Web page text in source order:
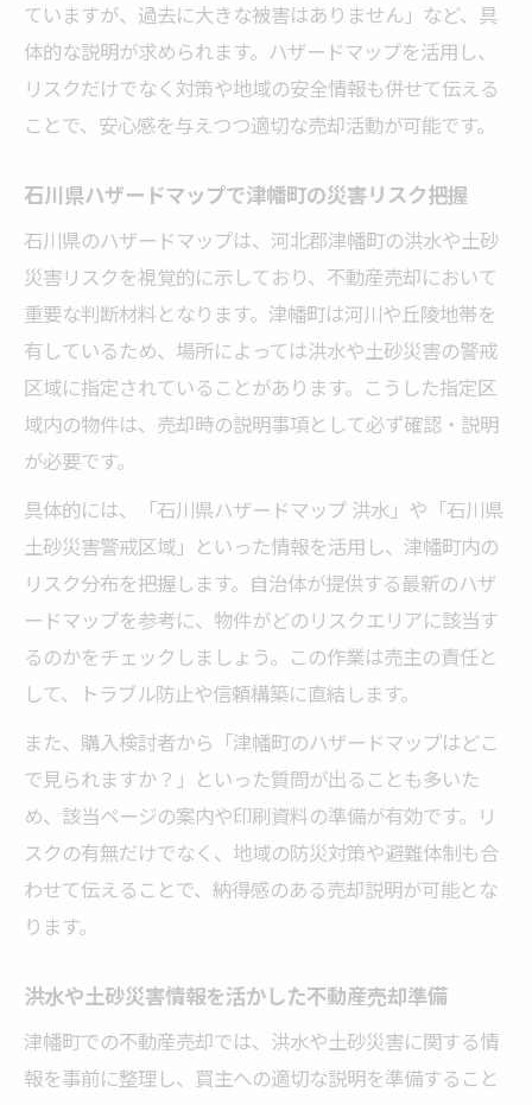
地盤強度が不動産売却価格に及ぼす影響を
知る
津幡町の地盤情報と売却時の注意点まとめ
安心して売却するための地盤強度確認方法
災害リスクを正確に伝えて売却成功へ
不動産売却時の正しい災害リスク伝達方法
ハザードマップ情報を買主へ丁寧に説明す
るコツ
土砂災害・浸水リスクが売却価格に与える
影響
正確な災害情報で不動産売却信頼度を高め
る
買主が安心する災害リスク説明ポイントを
徹底
石川県の洪水情報を売却前に知るべき理由
不動産売却前に石川県洪水情報を確認する
津幡町の洪水ハザード情報が売却戦略に役
立つ理由
過去の洪水事例を売却時のリスク説明に活
かす方法
売却交渉で信頼を得る洪水リスクの伝え方
🏠 かんたん無料査定
※しつこい営業は一切ありません※ご入力いた
ていますが、過去に大きな被害はありません」など、具
体的な説明が求められます。ハザードマップを活用し、
リスクだけでなく対策や地域の安全情報も併せて伝える
ことで、安心感を与えつつ適切な売却活動が可能です。
石川県ハザードマップで津幡町の災害リスク把握
石川県のハザードマップは、河北郡津幡町の洪水や土砂
災害リスクを視覚的に示しており、不動産売却において
重要な判断材料となります。津幡町は河川や丘陵地帯を
有しているため、場所によっては洪水や土砂災害の警戒
区域に指定されていることがあります。こうした指定区
域内の物件は、売却時の説明事項として必ず確認・説明
が必要です。
具体的には、「石川県ハザードマップ 洪水」や「石川県
土砂災害警戒区域」といった情報を活用し、津幡町内の
リスク分布を把握します。自治体が提供する最新のハザ
ードマップを参考に、物件がどのリスクエリアに該当す
るのかをチェックしましょう。この作業は売主の責任と
して、トラブル防止や信頼構築に直結します。
また、購入検討者から「津幡町のハザードマップはどこ
で見られますか？」といった質問が出ることも多いた
め、該当ページの案内や印刷資料の準備が有効です。リ
スクの有無だけでなく、地域の防災対策や避難体制も合
わせて伝えることで、納得感のある売却説明が可能とな
ります。
洪水や土砂災害情報を活かした不動産売却準備
津幡町での不動産売却では、洪水や土砂災害に関する情
報を事前に整理し、買主への適切な説明を準備すること